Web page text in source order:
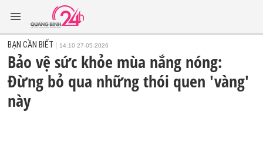
BẠN CẦN BIẾT 14:10 27-05-2026
Bảo vệ sức khỏe mùa nắng nóng:
Đừng bỏ qua những thói quen 'vàng'
này